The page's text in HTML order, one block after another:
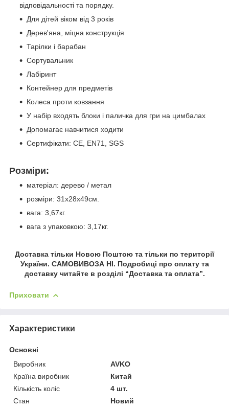
відповідальності та порядку.
Для дітей віком від 3 років
Дерев'яна, міцна конструкція
Тарілки і барабан
Сортувальник
Лабіринт
Контейнер для предметів
Колеса проти ковзання
У набір входять блоки і паличка для гри на цимбалах
Допомагає навчитися ходити
Сертифікати: CE, EN71, SGS
Розміри:
матеріал: дерево / метал
розміри: 31х28x49см.
вага: 3,67кг.
вага з упаковкою: 3,17кг.
Доставка тільки Новою Поштою та тільки по території
України. САМОВИВОЗА НІ. Подробиці про оплату та
доставку читайте в розділі “Доставка та оплата”.
Приховати
Характеристики
Основні
Виробник
AVKO
Країна виробник
Китай
Кількість коліс
4 шт.
Стан
Новий